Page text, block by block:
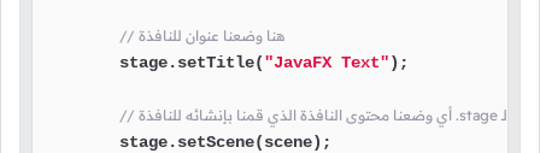
// هنا وضعنا عنوان للنافذة
        stage.setTitle(
"JavaFX Text");
        stage.setScene(scene);